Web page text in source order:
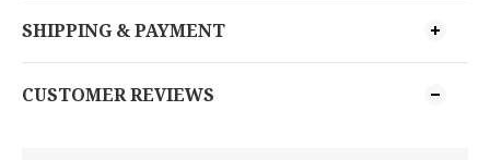
SHIPPING & PAYMENT
CUSTOMER REVIEWS